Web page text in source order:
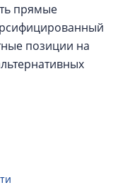
прямые
позиции на